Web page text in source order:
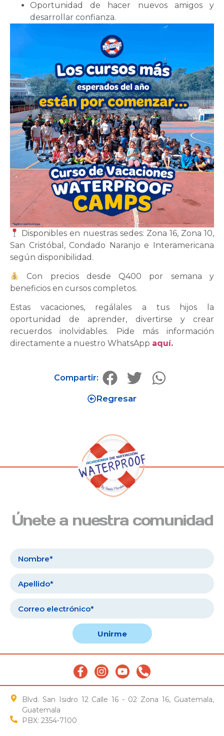
Oportunidad de hacer nuevos amigos y
desarrollar confianza.
Disponibles en nuestras sedes: Zona 16, Zona 10,
San Cristóbal, Condado Naranjo e Interamericana
según disponibilidad.
Con precios desde Q400 por semana y
beneficios en cursos completos.
Estas vacaciones, regálales a tus hijos la
oportunidad de aprender, divertirse y crear
recuerdos inolvidables. Pide más información
directamente a nuestro WhatsApp aquí.
Regresar
Compartir:
Únete a nuestra comunidad
Unirme
Blvd. San Isidro 12 Calle 16 - 02 Zona 16, Guatemala,
Guatemala
PBX: 2354-7100